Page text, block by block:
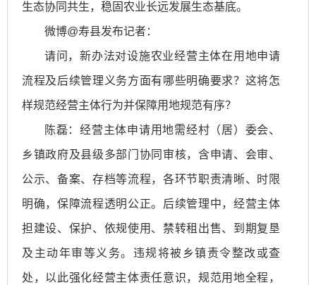
生态协同共生，稳固农业长远发展生态基底。
微博@寿县发布记者：
请问，新办法对设施农业经营主体在用地申请
流程及后续管理义务方面有哪些明确要求？这将怎
样规范经营主体行为并保障用地规范有序？
陈磊：经营主体申请用地需经村（居）委会、
乡镇政府及县级多部门协同审核，含申请、会审、
公示、备案、存档等流程，各环节职责清晰、时限
明确，保障流程透明公正。后续管理中，经营主体
担建设、保护、依规使用、禁转租出售、到期复垦
及主动年审等义务。违规将被乡镇责令整改或查
处，以此强化经营主体责任意识，规范用地全程，